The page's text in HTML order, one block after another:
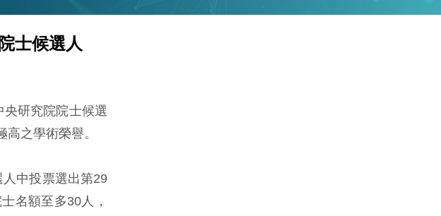
士候選人
研究院院士候選
之學術榮譽。
中投票選出第29
名額至多30人，